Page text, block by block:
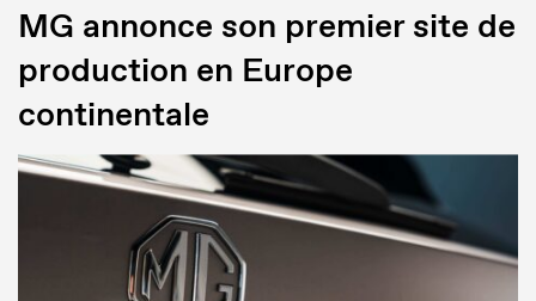
MG annonce son premier site de
production en Europe
continentale